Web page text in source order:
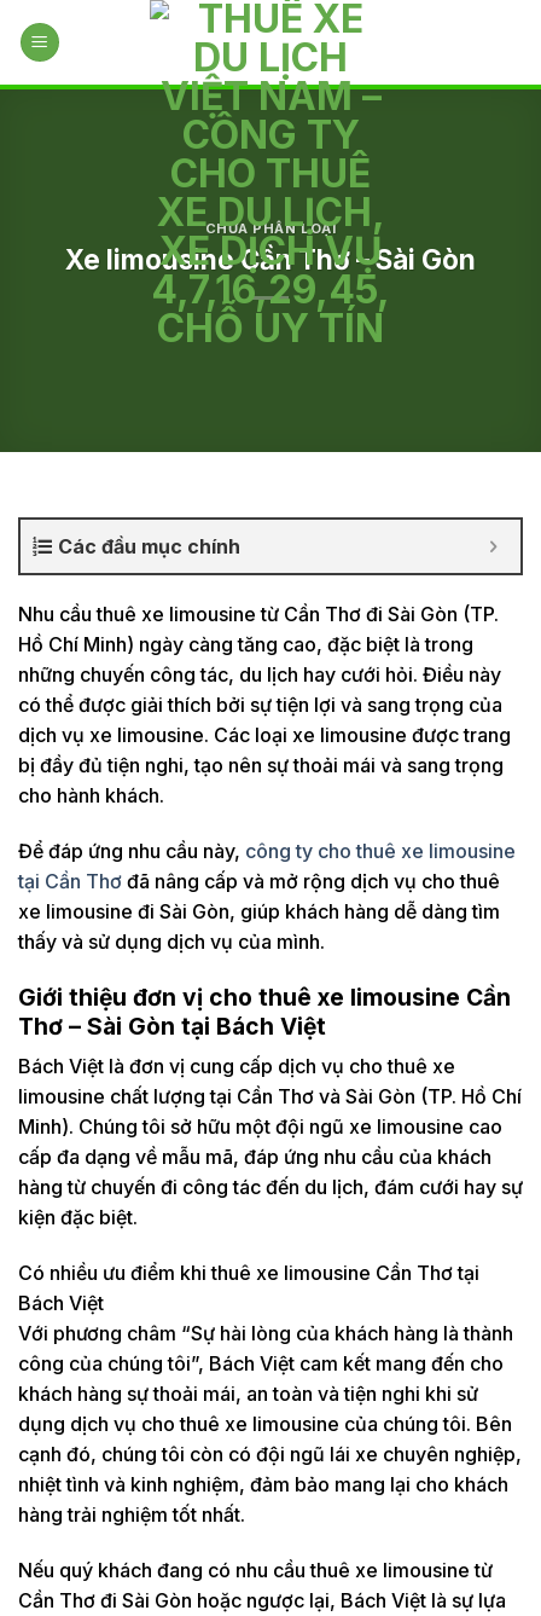
CHƯA PHÂN LOẠI
Xe limousine Cần Thơ – Sài Gòn
Các đầu mục chính
Nhu cầu thuê xe limousine từ Cần Thơ đi Sài Gòn (TP.
Hồ Chí Minh) ngày càng tăng cao, đặc biệt là trong
những chuyến công tác, du lịch hay cưới hỏi. Điều này
có thể được giải thích bởi sự tiện lợi và sang trọng của
dịch vụ xe limousine. Các loại xe limousine được trang
bị đầy đủ tiện nghi, tạo nên sự thoải mái và sang trọng
cho hành khách.
Để đáp ứng nhu cầu này, công ty cho thuê xe limousine
tại Cần Thơ đã nâng cấp và mở rộng dịch vụ cho thuê
xe limousine đi Sài Gòn, giúp khách hàng dễ dàng tìm
thấy và sử dụng dịch vụ của mình.
Giới thiệu đơn vị cho thuê xe limousine Cần
Thơ – Sài Gòn tại Bách Việt
Bách Việt là đơn vị cung cấp dịch vụ cho thuê xe
limousine chất lượng tại Cần Thơ và Sài Gòn (TP. Hồ Chí
Minh). Chúng tôi sở hữu một đội ngũ xe limousine cao
cấp đa dạng về mẫu mã, đáp ứng nhu cầu của khách
hàng từ chuyến đi công tác đến du lịch, đám cưới hay sự
kiện đặc biệt.
Có nhiều ưu điểm khi thuê xe limousine Cần Thơ tại
Bách Việt
Với phương châm “Sự hài lòng của khách hàng là thành
công của chúng tôi”, Bách Việt cam kết mang đến cho
khách hàng sự thoải mái, an toàn và tiện nghi khi sử
dụng dịch vụ cho thuê xe limousine của chúng tôi. Bên
cạnh đó, chúng tôi còn có đội ngũ lái xe chuyên nghiệp,
nhiệt tình và kinh nghiệm, đảm bảo mang lại cho khách
hàng trải nghiệm tốt nhất.
Nếu quý khách đang có nhu cầu thuê xe limousine từ
Cần Thơ đi Sài Gòn hoặc ngược lại, Bách Việt là sự lựa